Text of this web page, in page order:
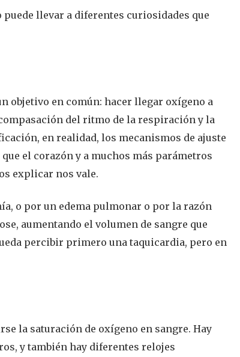
llevar a diferentes curiosidades que
objetivo en común: hacer llegar oxígeno a
del ritmo de la respiración y la
en realidad, los mecanismos de ajuste
el corazón y a muchos más parámetros
explicar nos vale.
o por un edema pulmonar o por la razón
aumentando el volumen de sangre que
percibir primero una taquicardia, pero en
la saturación de oxígeno en sangre. Hay
y también hay diferentes relojes